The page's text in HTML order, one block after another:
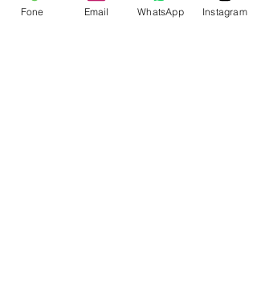
Fone Email WhatsApp Instagram